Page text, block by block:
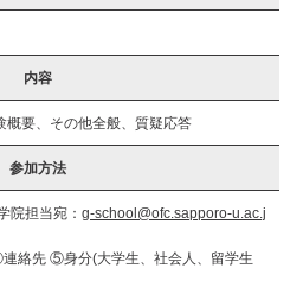
内容
概要、その他全般、質疑応答
参加方法
院担当宛： g-school@ofc.sapporo-u.ac.j
先 ⑤身分(大学生、社会人、留学生